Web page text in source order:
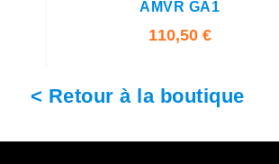
AMVR GA1
110,50 €
< Retour à la boutique